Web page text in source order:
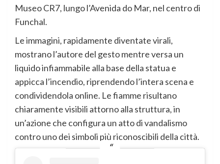
Museo CR7, lungo l’Avenida do Mar, nel centro di
Funchal.
Le immagini, rapidamente diventate virali,
mostrano l’autore del gesto mentre versa un
liquido infiammabile alla base della statua e
appicca l’incendio, riprendendo l’intera scena e
condividendola online. Le fiamme risultano
chiaramente visibili attorno alla struttura, in
un’azione che configura un atto di vandalismo
contro uno dei simboli più riconoscibili della città.